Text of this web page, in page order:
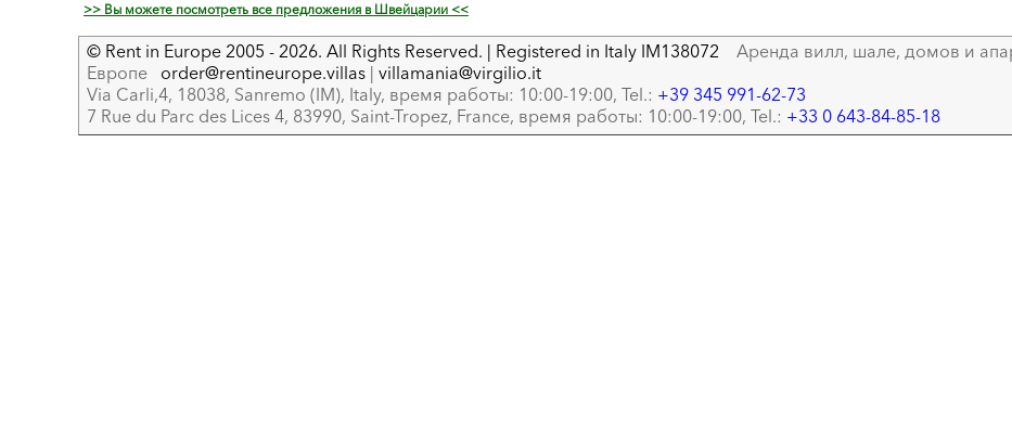
>> Вы можете посмотреть все предложения в Швейцарии <<
© Rent in Europe 2005 - 2026. All Rights Reserved. | Registered in Italy IM138072 Аренда вилл, шале, домов и
Европе
order@rentineurope.villas | villamania@virgilio.it
Via Carli,4, 18038, Sanremo (IM), Italy, время работы: 10:00-19:00, Tel.: +39 345 991-62-73
7 Rue du Parc des Lices 4, 83990, Saint-Tropez, France, время работы: 10:00-19:00, Tel.: +33 0 643-84-85-18